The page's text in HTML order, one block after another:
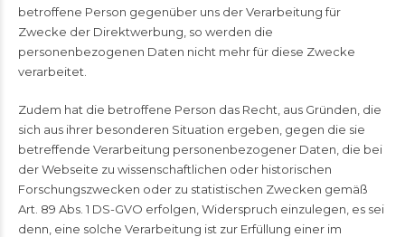
betroffene Person gegenüber uns der Verarbeitung für
Zwecke der Direktwerbung, so werden die
personenbezogenen Daten nicht mehr für diese Zwecke
verarbeitet.
Zudem hat die betroffene Person das Recht, aus Gründen, die
sich aus ihrer besonderen Situation ergeben, gegen die sie
betreffende Verarbeitung personenbezogener Daten, die bei
der Webseite zu wissenschaftlichen oder historischen
Forschungszwecken oder zu statistischen Zwecken gemäß
Art. 89 Abs. 1 DS-GVO erfolgen, Widerspruch einzulegen, es sei
denn, eine solche Verarbeitung ist zur Erfüllung einer im